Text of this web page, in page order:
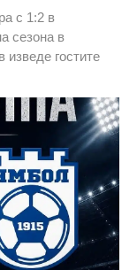
с 1:2 в
сезона в
изведе гостите